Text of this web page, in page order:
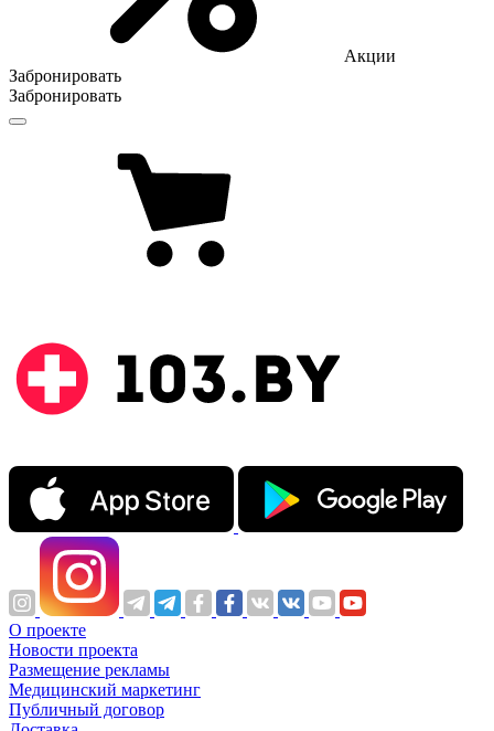
Акции
Забронировать
Забронировать
О проекте
Новости проекта
Размещение рекламы
Медицинский маркетинг
Публичный договор